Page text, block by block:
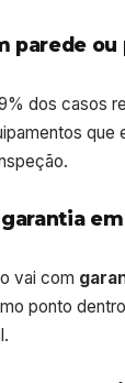
parede ou
dos casos
que
em
vai com
ponto